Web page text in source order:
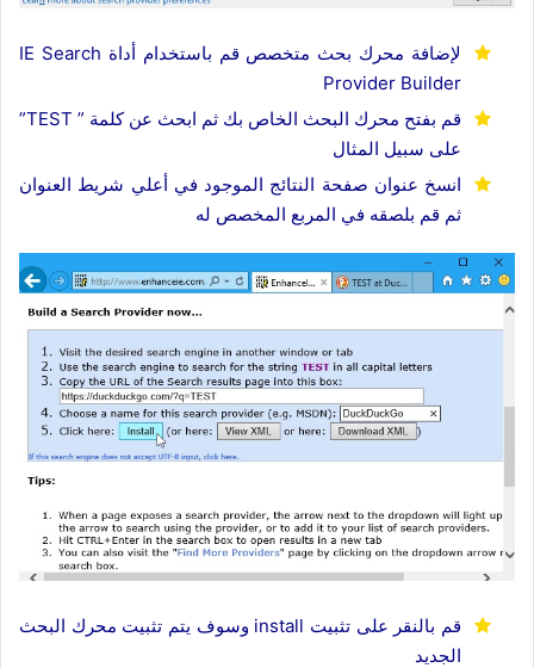
لإضافة محرك بحث متخصص قم باستخدام أداة IE Search
Provider Builder
قم بفتح محرك البحث الخاص بك ثم ابحث عن كلمة ” TEST”
على سبيل المثال
انسخ عنوان صفحة النتائج الموجود في أعلي شريط العنوان
ثم قم بلصقه في المربع المخصص له
قم بالنقر على تثبيت install وسوف يتم تثبيت محرك البحث
الجديد